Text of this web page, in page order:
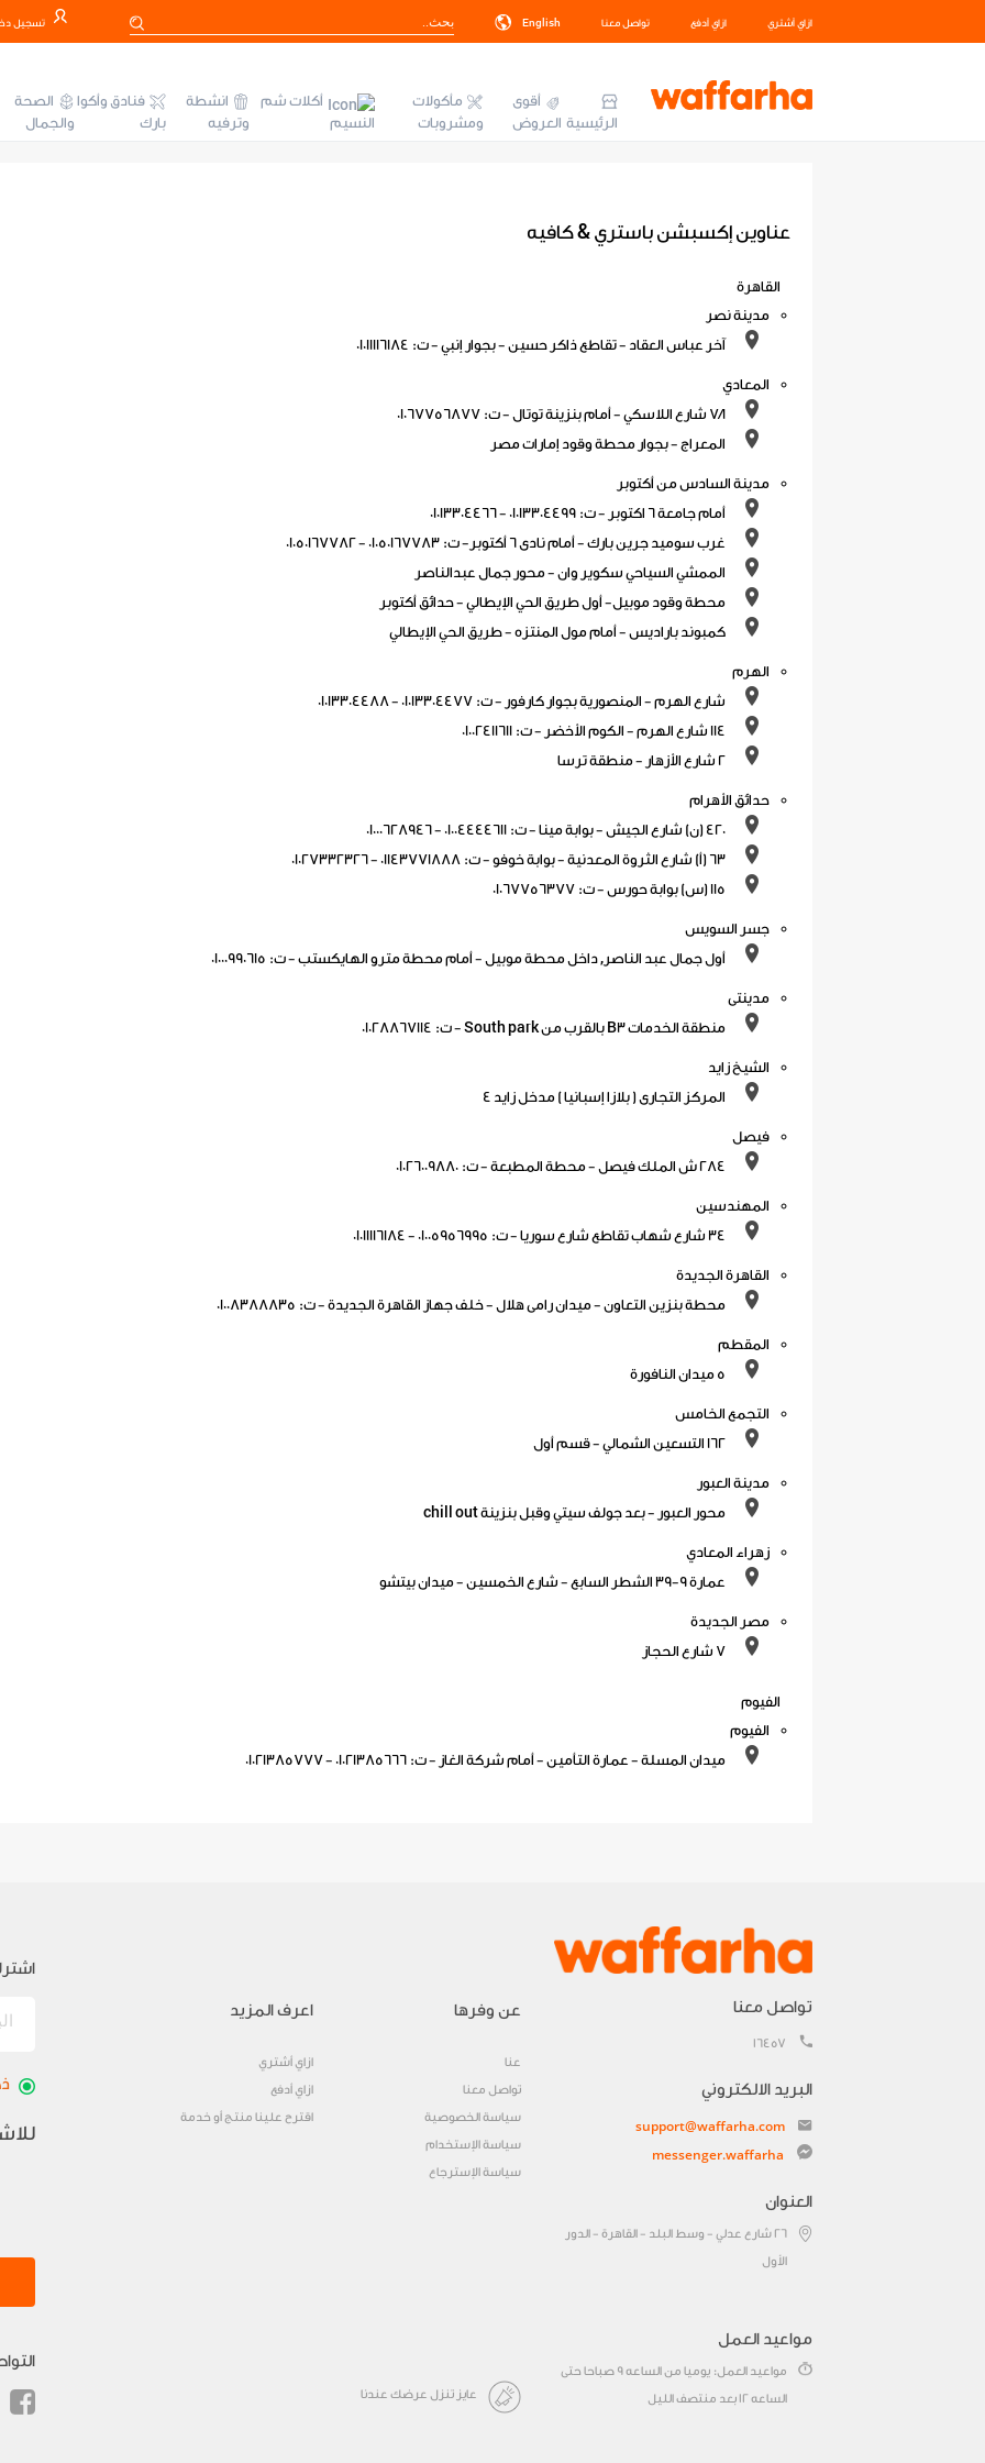
ازاي أشتري ازاي أدفع تواصل معنا English تسجيل
الرئيسية
أقوى
العروض
مأكولات
ومشروبات
أكلات شم
النسيم
انشطة
وترفيه
فنادق وأكوا
بارك
الصحة
والجمال
عناوين إكسبشن باستري & كافيه
القاهرة
مدينة نصر
آخر عباس العقاد - تقاطع ذاكر حسين - بجوار إنبي - ت: 01011116184
المعادي
المعراج - بجوار محطة وقود إمارات مصر
مدينة السادس من أكتوبر
أمام جامعة 6 اكتوبر - ت: 01013304499 - 01013304466
غرب سوميد جرين بارك - أمام نادى 6 أكتوبر- ت: 01050167783 - 01050167782
الممشي السياحي سكوير وان - محور جمال عبدالناصر
محطة وقود موبيل- أول طريق الحي الإيطالي - حدائق أكتوبر
كمبوند باراديس - أمام مول المنتزه - طريق الحي الإيطالي
الهرم
شارع الهرم - المنصورية بجوار كارفور - ت: 01013304477 - 01013304488
حدائق الأهرام
جسر السويس
أول جمال عبد الناصر, داخل محطة موبيل - أمام محطة مترو الهايكستب - ت: 01000990615
مدينتى
منطقة الخدمات B3 بالقرب من South park - ت: 01028867114
الشيخ زايد
المركز التجارى ( بلازا إسبانيا ) مدخل زايد 4
فيصل
المهندسين
القاهرة الجديدة
محطة بنزين التعاون - ميدان رامى هلال - خلف جهاز القاهرة الجديدة - ت: 01008388835
المقطم
التجمع الخامس
مدينة العبور
محور العبور - بعد جولف سيتي وقبل بنزينة chill out
زهراء المعادي
عمارة 9-39 الشطر السابع - شارع الخمسين - ميدان بيتشو
مصر الجديدة
الفيوم
الفيوم
ميدان المسلة - عمارة التأمين - أمام شركة الغاز - ت: 01021385666 - 01021385777
تواصل معنا
16457
البريد الالكتروني
support@waffarha.com
messenger.waffarha
العنوان
٢٦ شارع عدلي - وسط البلد - القاهرة - الدور
الأول
عن وفرها
عنا
تواصل معنا
سياسة الخصوصية
سياسة الإستخدام
سياسة الإسترجاع
اعرف المزيد
ازاي أشتري
ازاي أدفع
اقترح علينا منتج أو خدمة
مواعيد العمل
مواعيد العمل: يوميا من الساعه 9 صباحا حتى
الساعه 12 بعد منتصف الليل
عايز تنزل عرضك عندنا